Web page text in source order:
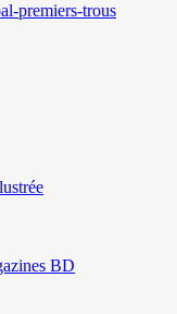
premiers-trous
BD